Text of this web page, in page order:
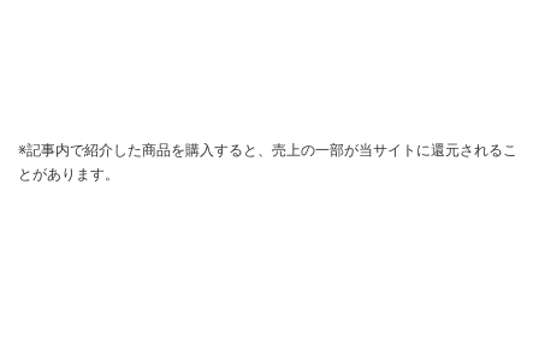
※記事内で紹介した商品を購入すると、売上の一部が当サイトに還元されるこ
とがあります。